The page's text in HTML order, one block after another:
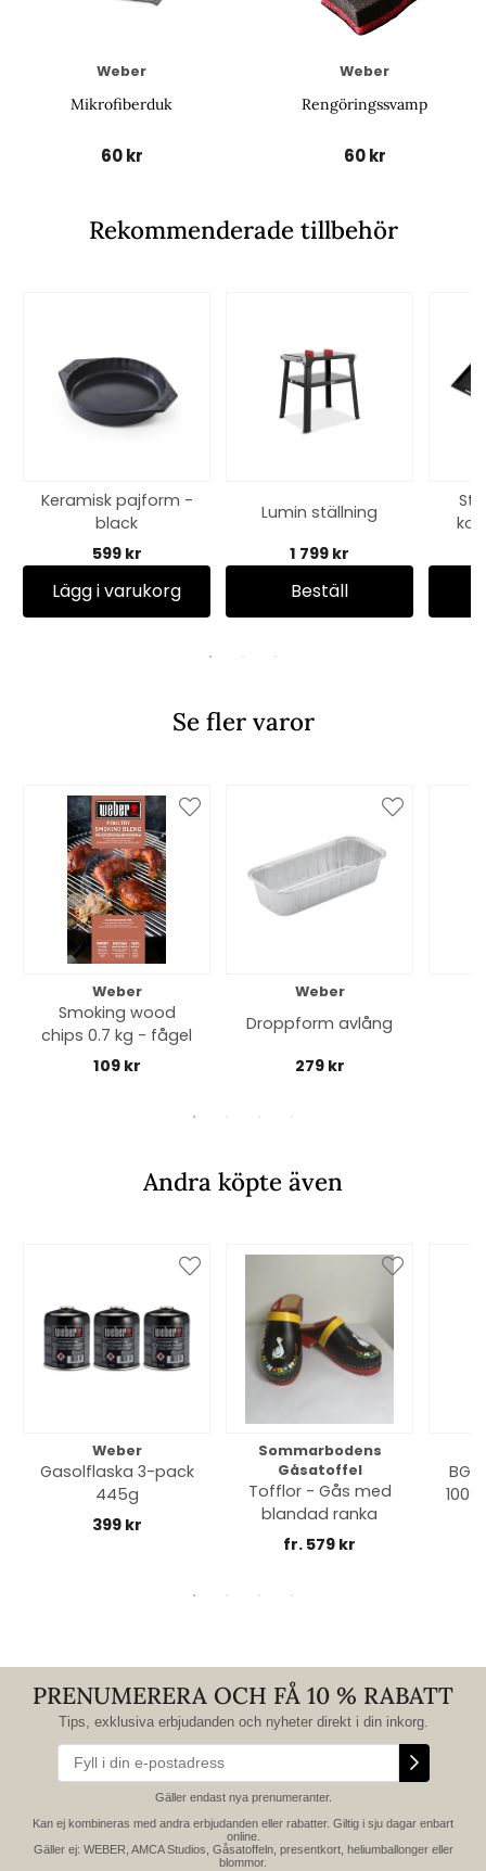
Weber
Mikrofiberduk
60 kr
Weber
Rengöringssvamp
60 kr
Rekommenderade tillbehör
Keramisk pajform -
black
599 kr
Lägg i varukorg
Lumin ställning
1 799 kr
Beställ
Se fler varor
Weber
Smoking wood
chips 0.7 kg - fågel
109 kr
Weber
Droppform avlång
279 kr
Andra köpte även
Weber
Gasolflaska 3-pack
445g
399 kr
Sommarbodens
Gåsatoffel
Tofflor - Gås med
blandad ranka
fr. 579 kr
PRENUMERERA OCH FÅ 10 % RABATT
Tips, exklusiva erbjudanden och nyheter direkt i din inkorg.
Gäller endast nya prenumeranter.
Kan ej kombineras med andra erbjudanden eller rabatter. Giltig i sju dagar enbart
online.
Gäller ej: WEBER, AMCA Studios, Gåsatoffeln, presentkort, heliumballonger eller
blommor.